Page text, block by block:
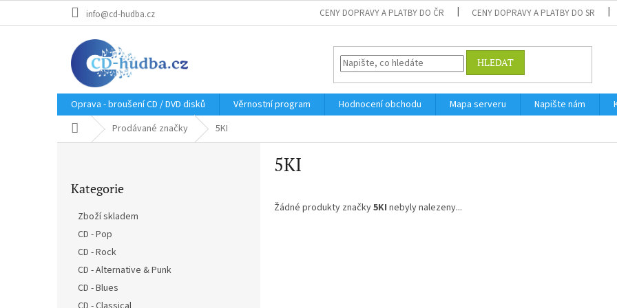
info@cd-hudba.cz CENY DOPRAVY A PLATBY DO ČR CENY DOPRAVY A PLATBY DO SR
HLEDAT
Oprava - broušení CD / DVD disků Věrnostní program Hodnocení obchodu Mapa serveru Napište nám
Domů Prodávané značky 5KI
kategorie
Kategorie
Zboží skladem
CD - Pop
CD - Rock
CD - Alternative & Punk
CD - Blues
5KI
Žádné produkty značky5KI nebyly nalezeny...